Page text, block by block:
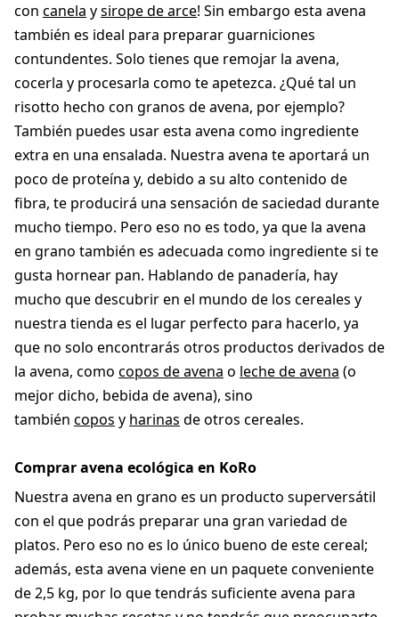
con canela ysirope de arce! Sin embargo esta avena
también es ideal para preparar guarniciones
contundentes. Solo tienes que remojar la avena,
cocerla y procesarla como te apetezca. ¿Qué tal un
risotto hecho con granos de avena, por ejemplo?
También puedes usar esta avena como ingrediente
extra en una ensalada. Nuestra avena te aportará un
poco de proteína y, debido a su alto contenido de
fibra, te producirá una sensación de saciedad durante
mucho tiempo. Pero eso no es todo, ya que la avena
en grano también es adecuada como ingrediente si te
gusta hornear pan. Hablando de panadería, hay
mucho que descubrir en el mundo de los cereales y
nuestra tienda es el lugar perfecto para hacerlo, ya
que no solo encontrarás otros productos derivados de
la avena, como copos de avena o leche de avena (o
mejor dicho, bebida de avena), sino
también copos y harinas de otros cereales.
Comprar avena ecológica en KoRo
Nuestra avena en grano es un producto superversátil
con el que podrás preparar una gran variedad de
platos. Pero eso no es lo único bueno de este cereal;
además, esta avena viene en un paquete conveniente
de 2,5 kg, por lo que tendrás suficiente avena para